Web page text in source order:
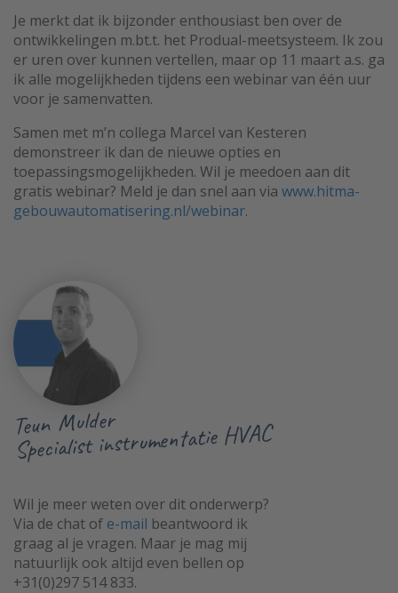
Je merkt dat ik bijzonder enthousiast ben over de
ontwikkelingen m.bt.t. het Produal-meetsysteem. Ik zou
er uren over kunnen vertellen, maar op 11 maart a.s. ga
ik alle mogelijkheden tijdens een webinar van één uur
voor je samenvatten.
Samen met m’n collega Marcel van Kesteren
demonstreer ik dan de nieuwe opties en
toepassingsmogelijkheden. Wil je meedoen aan dit
gratis webinar? Meld je dan snel aan via www.hitma-
gebouwautomatisering.nl/webinar.
Teun Mulder
Specialist instrumentatie HVAC
Wil je meer weten over dit onderwerp?
Via de chat of e-mail beantwoord ik
graag al je vragen. Maar je mag mij
natuurlijk ook altijd even bellen op
+31(0)297 514 833.